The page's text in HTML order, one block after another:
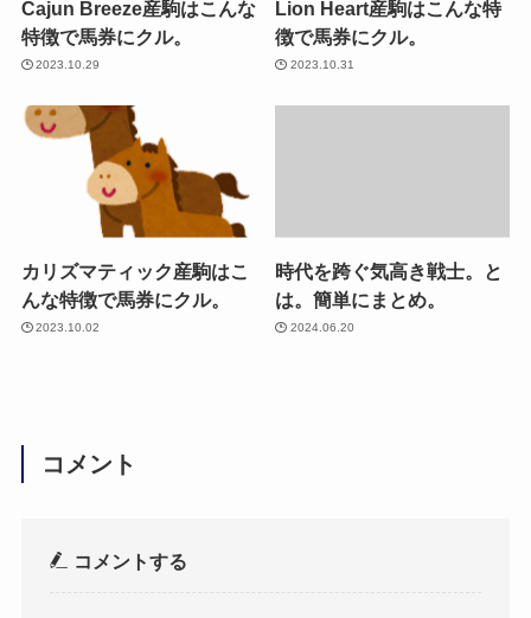
Cajun Breeze産駒はこんな
特徴で馬券にクル。
2023.10.29
Lion Heart産駒はこんな特
徴で馬券にクル。
2023.10.31
カリズマティック産駒はこ
んな特徴で馬券にクル。
2023.10.02
時代を跨ぐ気高き戦士。と
は。簡単にまとめ。
2024.06.20
コメント
コメントする